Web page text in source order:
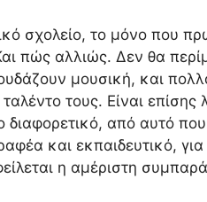
σχολείο, το μόνο που
πώς αλλιώς. Δεν θα
μουσική, και
τους. Είναι επίσης
από αυτό που
και εκπαιδευτικό, για
η αμέριστη